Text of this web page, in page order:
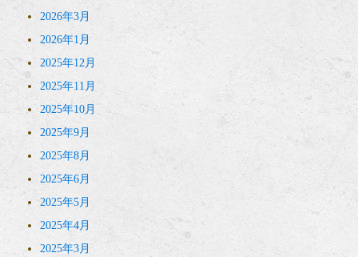
2026年3月
2026年1月
2025年12月
2025年11月
2025年10月
2025年9月
2025年8月
2025年6月
2025年5月
2025年4月
2025年3月